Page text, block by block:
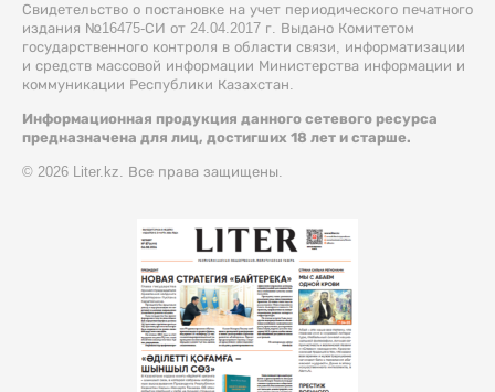
Свидетельство о постановке на учет периодического печатного
издания №16475-СИ от 24.04.2017 г. Выдано Комитетом
государственного контроля в области связи, информатизации
и средств массовой информации Министерства информации и
коммуникации Республики Казахстан.
Информационная продукция данного сетевого ресурса
предназначена для лиц, достигших 18 лет и старше.
© 2026 Liter.kz. Все права защищены.